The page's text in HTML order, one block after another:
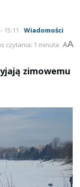
15:11
Wiadomości
czytania: 1 minuta AA
zimowemu